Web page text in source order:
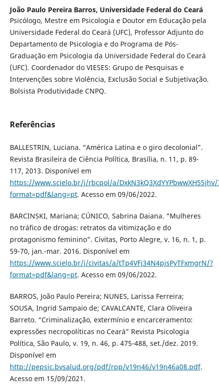
João Paulo Pereira Barros, Universidade Federal do Ceará
Psicólogo, Mestre em Psicologia e Doutor em Educação pela
Universidade Federal do Ceará (UFC), Professor Adjunto do
Departamento de Psicologia e do Programa de Pós-
Graduação em Psicologia da Universidade Federal do Ceará
(UFC). Coordenador do VIESES: Grupo de Pesquisas e
Intervenções sobre Violência, Exclusão Social e Subjetivação.
Bolsista Produtividade CNPQ.
Referências
BALLESTRIN, Luciana. “América Latina e o giro decolonial”.
Revista Brasileira de Ciência Política, Brasília, n. 11, p. 89-
117, 2013. Disponível em
https://www.scielo.br/j/rbcpol/a/DxkN3kQ3XdYYPbwwXH55jhv/
format=pdf&lang=pt. Acesso em 09/06/2022.
BARCINSKI, Mariana; CÚNICO, Sabrina Daiana. “Mulheres
no tráfico de drogas: retratos da vitimização e do
protagonismo feminino”. Civitas, Porto Alegre, v. 16, n. 1, p.
59-70, jan.-mar. 2016. Disponível em
https://www.scielo.br/j/civitas/a/tTp4VFj34N4pjsPyTFxmgrN/?
format=pdf&lang=pt. Acesso em 09/06/2022.
BARROS, João Paulo Pereira; NUNES, Larissa Ferreira;
SOUSA, Ingrid Sampaio de; CAVALCANTE, Clara Oliveira
Barreto. “Criminalização, extermínio e encarceramento:
expressões necropolíticas no Ceará” Revista Psicologia
Política, São Paulo, v. 19, n. 46, p. 475-488, set./dez. 2019.
Disponível em
http://pepsic.bvsalud.org/pdf/rpp/v19n46/v19n46a08.pdf.
Acesso em 15/09/2021.